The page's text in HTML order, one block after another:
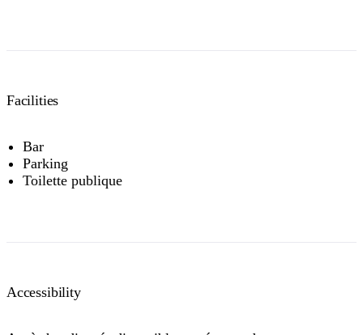
Facilities
Bar
Parking
Toilette publique
Accessibility